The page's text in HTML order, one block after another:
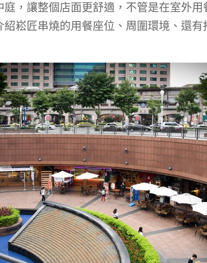
庭，讓整個店面更舒適，不管是在室外用
紹崧匠串燒的用餐座位、周圍環境、還